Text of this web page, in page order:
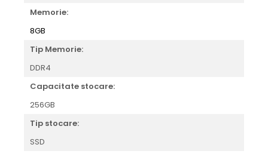
Memorie:
8GB
Tip Memorie:
DDR4
Capacitate stocare:
256GB
Tip stocare:
SSD